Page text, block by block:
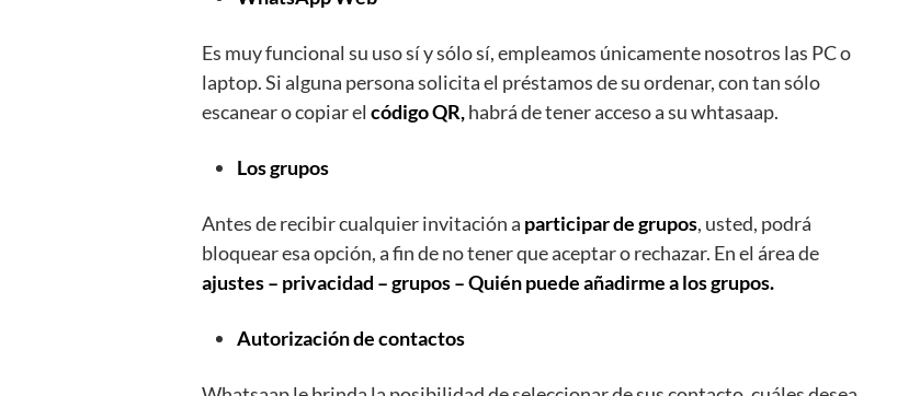
Es muy funcional su uso sí y sólo sí, empleamos únicamente nosotros las PC o
laptop. Si alguna persona solicita el préstamos de su ordenar, con tan sólo
escanear o copiar el código QR,habrá de tener acceso a su whtasaap.
Los grupos
Antes de recibir cualquier invitación a participar de grupos, usted, podrá
bloquear esa opción, a fin de no tener que aceptar o rechazar. En el área de
ajustes – privacidad – grupos – Quién puede añadirme a los grupos.
Autorización de contactos